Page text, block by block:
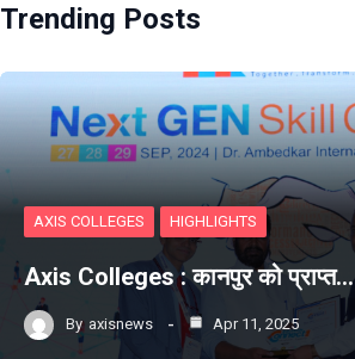
Trending Posts
AXIS COLLEGES HIGHLIGHTS
Axis Colleges : कानपुर को प्राप्‍त…
By axisnews Apr 11, 2025